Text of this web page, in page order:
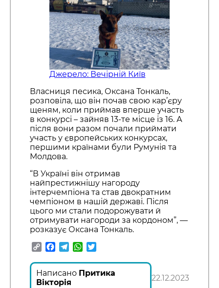
Джерело: Вечірній Київ
Власниця песика, Оксана Тонкаль,
розповіла, що він почав свою кар’єру
щеням, коли приймав вперше участь
в конкурсі – зайняв 13-те місце із 16. А
після вони разом почали приймати
участь у європейських конкурсах,
першими країнами були Румунія та
Молдова.
“В Україні він отримав
найпрестижнішу нагороду
інтерчемпіона та став двократним
чемпіоном в нашій державі. Після
цього ми стали подорожувати й
отримувати нагороди за кордоном”, —
розказує Оксана Тонкаль.
CopyFacebook
TelegramWhatsApp
Написано Притика
Вікторія
22.12.2023